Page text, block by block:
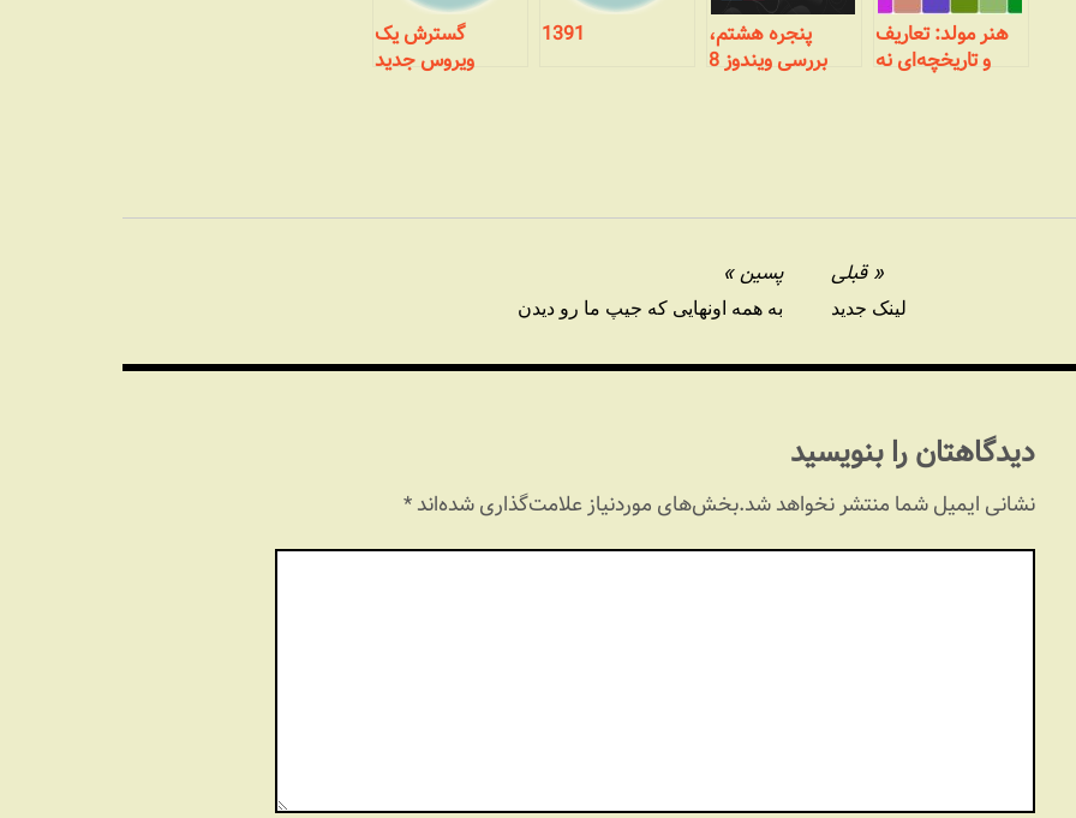
هنر مولد: تعاریف
و تاریخچه‌ای نه
پنجره هشتم،
بررسی ویندوز 8
1391 گسترش یک
ویروس جدید
قبلی
لینک جدید
پسین
به همه اونهایی که جیپ ما رو دیدن
دیدگاهتان را بنویسید
نشانی ایمیل شما منتشر نخواهد شد.بخش‌های موردنیاز علامت‌گذاری شده‌اند*